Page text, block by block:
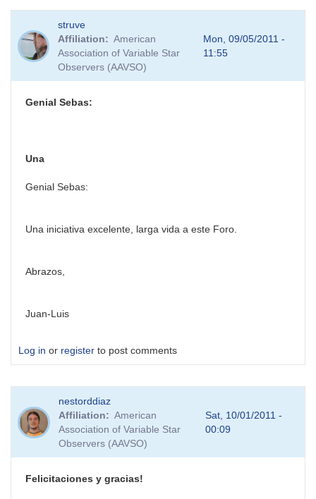
struve
Affiliation
American
Association of Variable Star
Observers (AAVSO)
Mon, 09/05/2011 -
11:55
Genial Sebas:
Una
Genial Sebas:
Una iniciativa excelente, larga vida a este Foro.
Abrazos,
Juan-Luis
Log in or register to post comments
nestorddiaz
Affiliation
American
Association of Variable Star
Observers (AAVSO)
Sat, 10/01/2011 -
00:09
Felicitaciones y gracias!